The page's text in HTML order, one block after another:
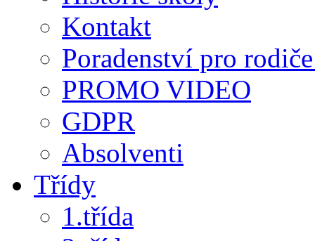
Kontakt
Poradenství pro
PROMO VIDEO
GDPR
Absolventi
Třídy
1.třída